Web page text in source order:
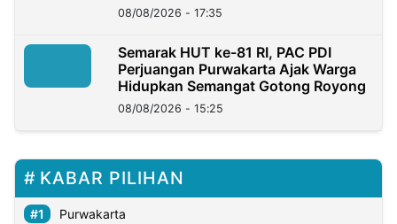
08/08/2026 - 17:35
Semarak HUT ke-81 RI, PAC PDI
Perjuangan Purwakarta Ajak Warga
Hidupkan Semangat Gotong Royong
08/08/2026 - 15:25
KABAR PILIHAN
Purwakarta